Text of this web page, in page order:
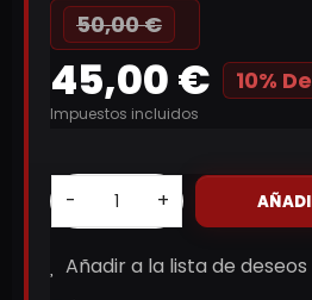
50,00 €
45,00 € 10%
Impuestos incluidos
- +
Añadir a la lista de deseos